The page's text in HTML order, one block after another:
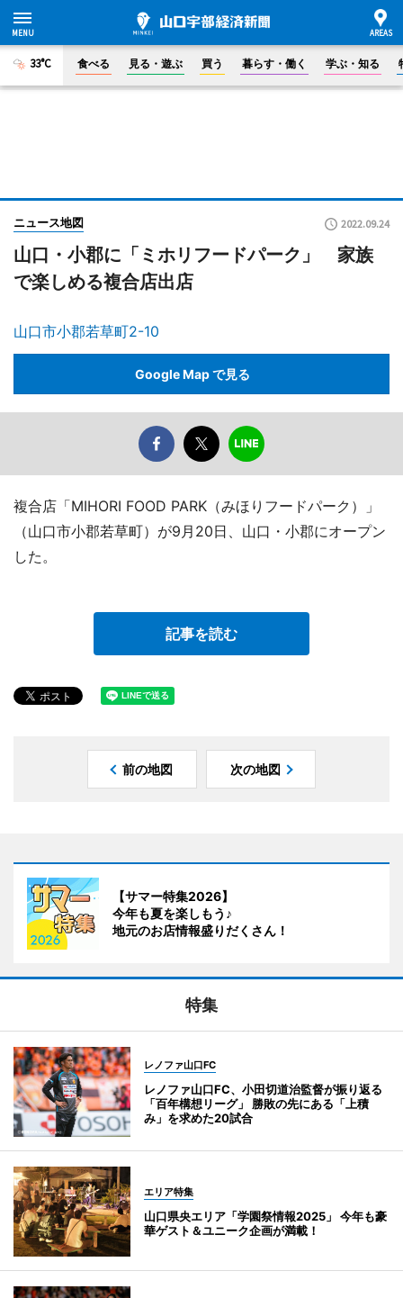
33°C 食べる 見る・遊ぶ 買う 暮らす・働く 学ぶ・知る
ニュース地図 2022.09.24
山口・小郡に「ミホリフードパーク」 家族
で楽しめる複合店出店
山口市小郡若草町2-10
Google Map で見る
複合店「MIHORI FOOD PARK（みほりフードパーク）」
（山口市小郡若草町）が9月20日、山口・小郡にオープン
した。
記事を読む
前の地図 次の地図
【サマー特集2026】
今年も夏を楽しもう♪
地元のお店情報盛りだくさん！
特集
レノファ山口FC
レノファ山口FC、小田切道治監督が振り返る
「百年構想リーグ」 勝敗の先にある「上積
み」を求めた20試合
エリア特集
山口県央エリア「学園祭情報2025」 今年も豪
華ゲスト＆ユニーク企画が満載！